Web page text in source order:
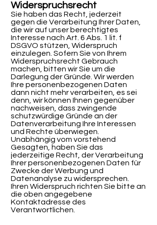
Widerspruchsrecht
Sie haben das Recht, jederzeit
gegen die Verarbeitung Ihrer Daten,
die wir auf unser berechtigtes
Interesse nach Art. 6 Abs. 1 lit. f
DSGVO stützen, Widerspruch
einzulegen. Sofern Sie von Ihrem
Widerspruchsrecht Gebrauch
machen, bitten wir Sie um die
Darlegung der Gründe. Wir werden
Ihre personenbezogenen Daten
dann nicht mehr verarbeiten, es sei
denn, wir können Ihnen gegenüber
nachweisen, dass zwingende
schutzwürdige Gründe an der
Datenverarbeitung Ihre Interessen
und Rechte überwiegen.
Unabhängig vom vorstehend
Gesagten, haben Sie das
jederzeitige Recht, der Verarbeitung
Ihrer personenbezogenen Daten für
Zwecke der Werbung und
Datenanalyse zu widersprechen.
Ihren Widerspruch richten Sie bitte an
die oben angegebene
Kontaktadresse des
Verantwortlichen.